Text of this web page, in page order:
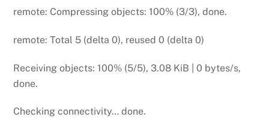
remote: Compressing objects: 100% (3/3), done.
remote: Total 5 (delta 0), reused 0 (delta 0)
Receiving objects: 100% (5/5), 3.08 KiB | 0 bytes/s,
done.
Checking connectivity… done.